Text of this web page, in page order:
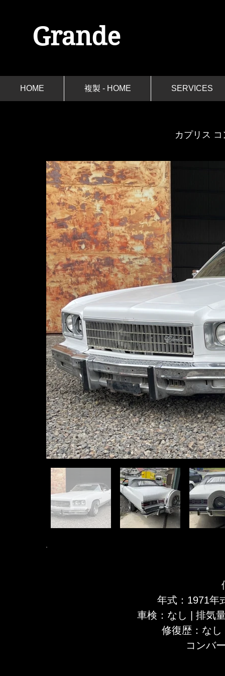
Grande
HOME 複製 - HOME SERVICES
カプリス
年式：1971年
車検：なし
| 排気
修復歴​：な
コンバ